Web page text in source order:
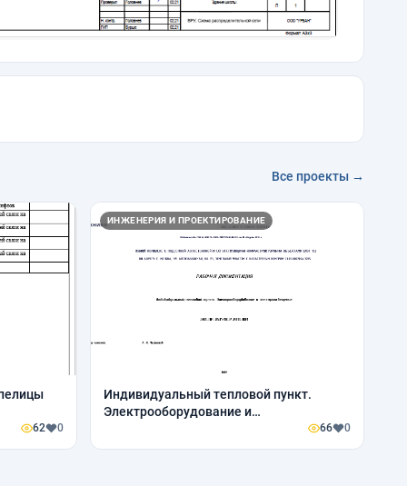
Все проекты →
62 0
ИНЖЕНЕРИЯ И ПРОЕКТИРОВАНИЕ
Индивидуальный тепловой пункт.
Электрооборудование и
электроосвещение. ЗИЛ-ПР-0531/18-Р-
ИТП.ЭОМ
66 0